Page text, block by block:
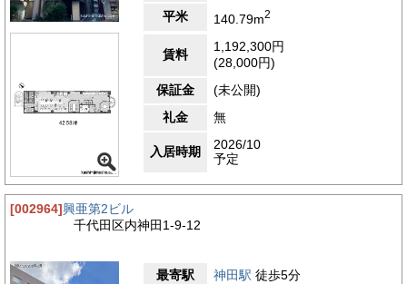
平米 140.79m2
賃料
1,192,300円
(28,000円)
保証金
(未公開)
礼金
無
入居時期
2026/10
予定
[002964]興亜第2ビル
千代田区内神田1-9-12
最寄駅 神田駅 徒歩5分